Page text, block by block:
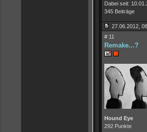
Dabei seit:
345 Beiträge
27.06.2012,
# 11
Remake...?
Hound Eye
292 Punkte